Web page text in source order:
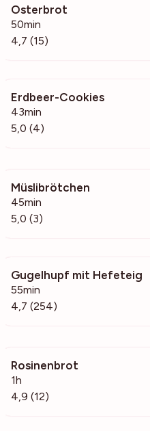
Osterbrot
50min
4,7 (15)
Erdbeer-Cookies
43min
5,0 (4)
Müslibrötchen
45min
5,0 (3)
Gugelhupf mit Hefeteig
55min
4,7 (254)
Rosinenbrot
1h
4,9 (12)